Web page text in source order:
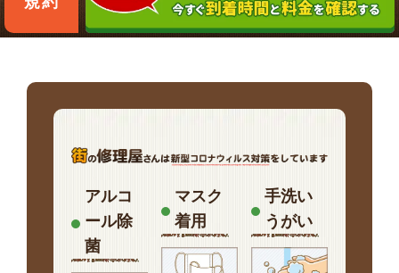
アルコ
ール除
菌
マスク
着用
手洗い
うがい